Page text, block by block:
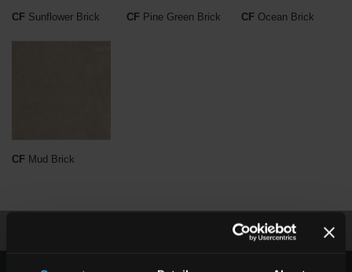
CF Sunflower Brick CF Pine Green Brick CF Ocean Brick
CF Mud Brick
richiedi informazioni